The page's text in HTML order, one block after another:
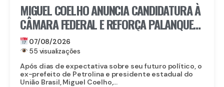
MIGUEL COELHO ANUNCIA CANDIDATURA À
CÂMARA FEDERAL E REFORÇA PALANQUE
DE RAQUEL LYRA EM PERNAMBUCO
07/08/2026
55 visualizações
Após dias de expectativa sobre seu futuro político, o
ex-prefeito de Petrolina e presidente estadual do
União Brasil, Miguel Coelho,...